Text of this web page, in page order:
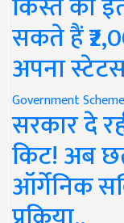
सकते हैं
अपना
Government Scheme
सरकार दे
किट! अब
ऑर्गेनिक